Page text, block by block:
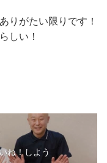
りがたい限りです！
しい！
ね！しよう